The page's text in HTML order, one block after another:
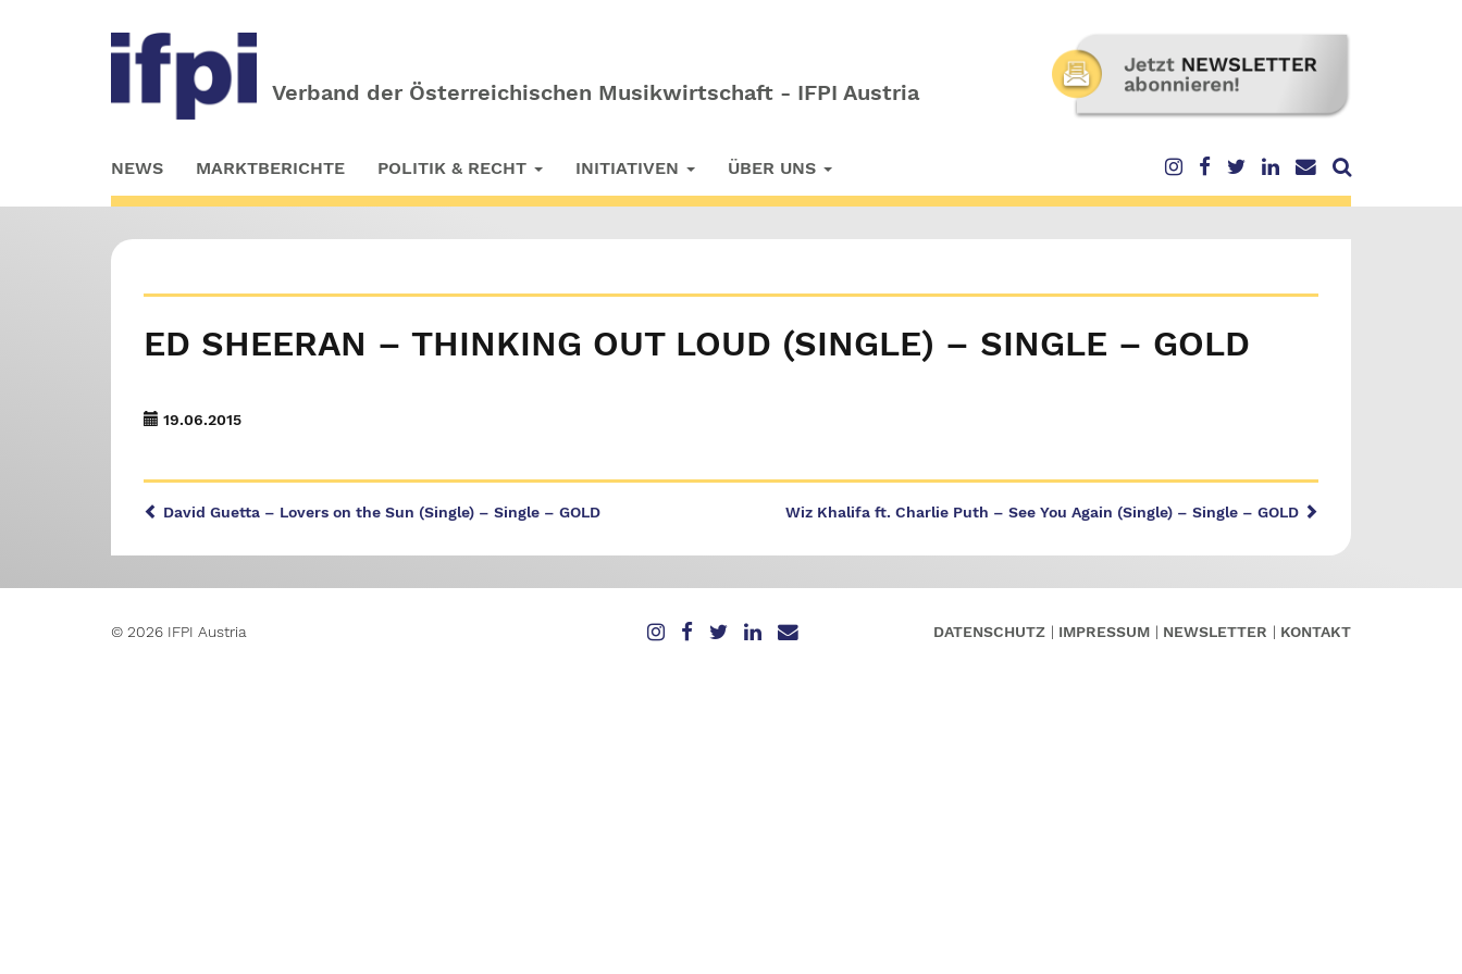
Verband der Österreichischen Musikwirtschaft - IFPI Austria
to
main
NEWS MARKTBERICHTE POLITIK & RECHT INITIATIVEN ÜBER UNS
ED SHEERAN – THINKING OUT LOUD (SINGLE) – SINGLE – GOLD
19.06.2015
Wiz Khalifa ft. Charlie Puth – See You Again (Single) – Single – GOLD
David Guetta – Lovers on the Sun (Single) – Single – GOLD
© 2026 IFPI Austria DATENSCHUTZ IMPRESSUM NEWSLETTER KONTAKT